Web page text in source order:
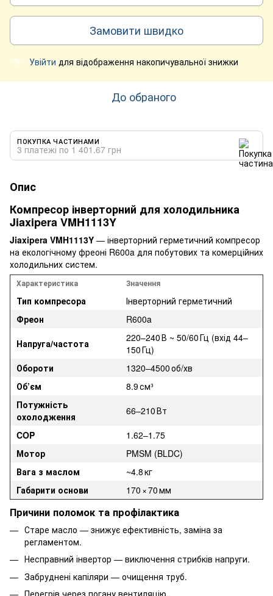
Замовити швидко
% Увійти для відображення накопичувальної знижки
До обраного
ПОКУПКА ЧАСТИНАМИ
3 платежі по 1 401.67 грн
Опис
Компресор інверторний для холодильника
Jiaxipera VMH1113Y
Jiaxipera VMH1113Y — інверторний герметичний компресор
на екологічному фреоні R600a для побутових та комерційних
холодильних систем.
Характеристика Значення
Тип компресора
Інверторний герметичний
Фреон
R600a
Напруга/частота
220–240 В ~ 50/60 Гц (вхід 44–
150 Гц)
Обороти
1320–4500 об/хв
Об’єм
8.9 см³
Потужність
охолодження
66–210 Вт
COP
1.62–1.75
Мотор
PMSM (BLDC)
Вага з маслом
~4.8 кг
Габарити основи
170 × 70 мм
Причини поломок та профілактика
Старе масло — знижує ефективність, заміна за
регламентом.
Несправний інвертор — виключення стрибків напруги.
Забруднені капіляри — очищення труб.
Перегрів через погану вентиляцію.